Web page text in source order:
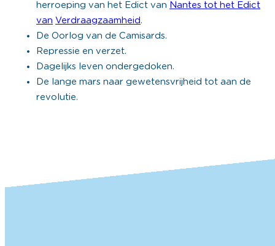
herroeping van het Edict van Nantes tot het Edict
van Verdraagzaamheid.
De Oorlog van de Camisards.
Repressie en verzet.
Dagelijks leven ondergedoken.
De lange mars naar gewetensvrijheid tot aan de
revolutie.